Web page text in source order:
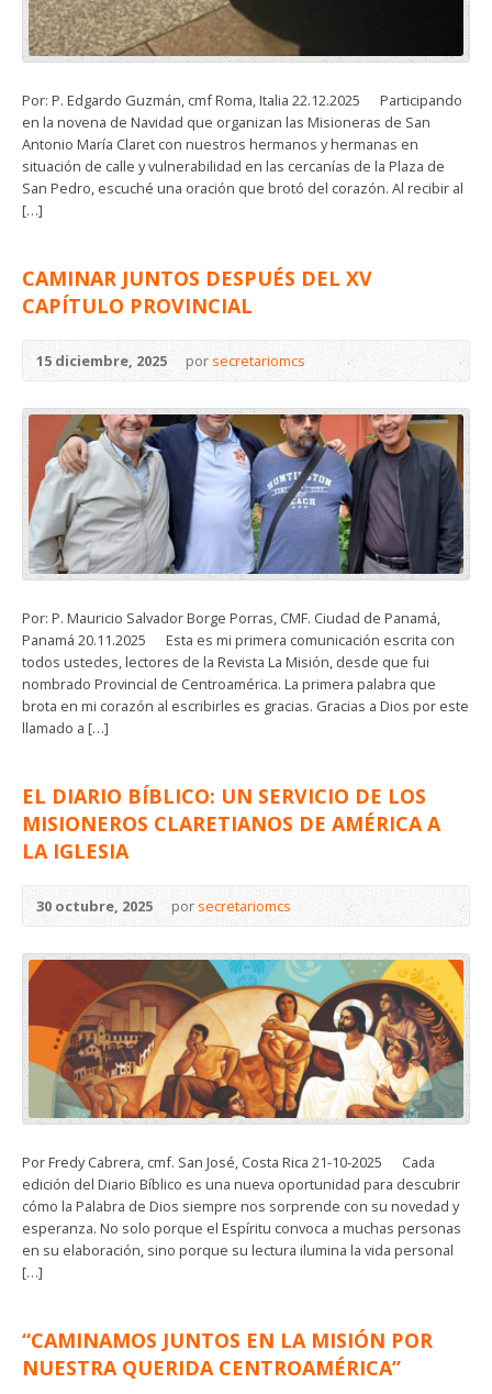
Por: P. Edgardo Guzmán, cmf Roma, Italia 22.12.2025 Participando
en la novena de Navidad que organizan las Misioneras de San
Antonio María Claret con nuestros hermanos y hermanas en
situación de calle y vulnerabilidad en las cercanías de la Plaza de
San Pedro, escuché una oración que brotó del corazón. Al recibir al
[…]
CAMINAR JUNTOS DESPUÉS DEL XV
CAPÍTULO PROVINCIAL
15 diciembre, 2025 por secretariomcs
Por: P. Mauricio Salvador Borge Porras, CMF. Ciudad de Panamá,
Panamá 20.11.2025 Esta es mi primera comunicación escrita con
todos ustedes, lectores de la Revista La Misión, desde que fui
nombrado Provincial de Centroamérica. La primera palabra que
brota en mi corazón al escribirles es gracias. Gracias a Dios por este
llamado a […]
EL DIARIO BÍBLICO: UN SERVICIO DE LOS
MISIONEROS CLARETIANOS DE AMÉRICA A
LA IGLESIA
30 octubre, 2025 porsecretariomcs
Por Fredy Cabrera, cmf. San José, Costa Rica 21-10-2025 Cada
edición del Diario Bíblico es una nueva oportunidad para descubrir
cómo la Palabra de Dios siempre nos sorprende con su novedad y
esperanza. No solo porque el Espíritu convoca a muchas personas
en su elaboración, sino porque su lectura ilumina la vida personal
[…]
“CAMINAMOS JUNTOS EN LA MISIÓN POR
NUESTRA QUERIDA CENTROAMÉRICA”